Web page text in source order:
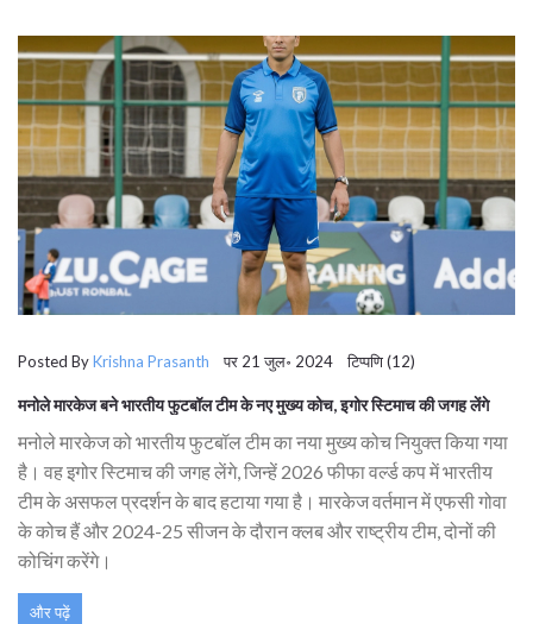
Posted ByKrishna Prasanth पर 21 जुल॰ 2024 टिप्पणि (12)
मनोले मारकेज बने भारतीय फुटबॉल टीम के नए मुख्य कोच, इगोर स्टिमाच की जगह लेंगे
मनोले मारकेज को भारतीय फुटबॉल टीम का नया मुख्य कोच नियुक्त किया गया
है। वह इगोर स्टिमाच की जगह लेंगे, जिन्हें 2026 फीफा वर्ल्ड कप में भारतीय
टीम के असफल प्रदर्शन के बाद हटाया गया है। मारकेज वर्तमान में एफसी गोवा
के कोच हैं और 2024-25 सीजन के दौरान क्लब और राष्ट्रीय टीम, दोनों की
कोचिंग करेंगे।
और पढ़ें